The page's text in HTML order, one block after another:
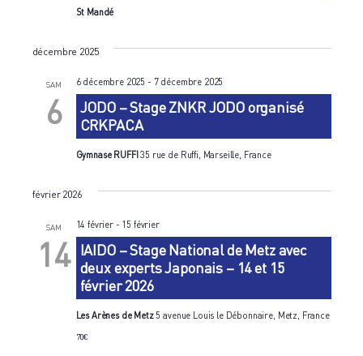
St Mandé
décembre 2025
SAM
6
JODO – Stage ZNKR JODO organisé
CRKPACA
6 décembre 2025 - 7 décembre 2025
Gymnase RUFFI35 rue de Ruffi, Marseille, France
février 2026
SAM
14 IAIDO – Stage National de Metz avec
deux experts Japonais – 14 et 15
février 2026
14 février- 15 février
Les Arènes de Metz 5 avenue Louis le Débonnaire, Metz, France
70€